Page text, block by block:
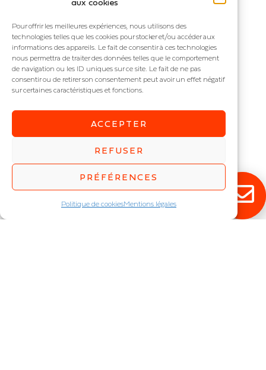
aux cookies
Pour offrir les meilleures expériences, nous utilisons des
technologies telles que les cookies pour stocker et/ou accéder aux
informations des appareils. Le fait de consentir à ces technologies
nous permettra de traiter des données telles que le comportement
de navigation ou les ID uniques sur ce site. Le fait de ne pas
consentir ou de retirer son consentement peut avoir un effet négatif
sur certaines caractéristiques et fonctions.
ACCEPTER
REFUSER
PRÉFÉRENCES
Politique de cookiesMentions légales
Luminaire ATEX zones 1 & 21
et 2 & 22 IP : IP66
Puissance (W) :80,100,120,